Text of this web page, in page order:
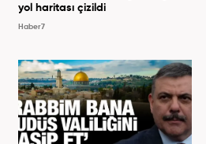
yol haritası çizildi
Haber7